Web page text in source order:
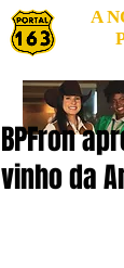
A
BPFron
vinho da